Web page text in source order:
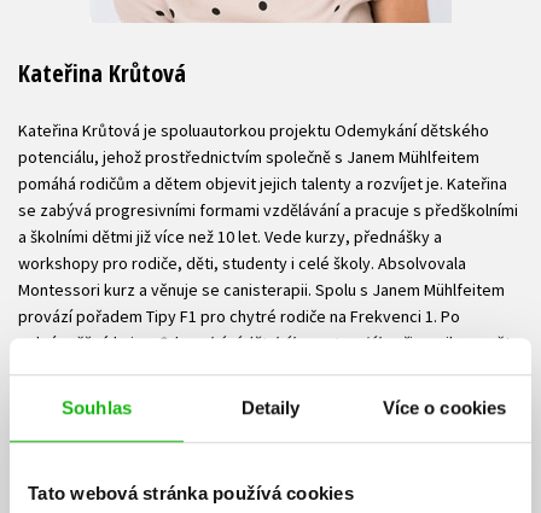
Souhlas Detaily Více o cookies
Tato webová stránka používá cookies
Kateřina Krůtová
Kateřina Krůtová je spoluautorkou projektu Odemykání dětského
potenciálu, jehož prostřednictvím společně s Janem Mühlfeitem
pomáhá rodičům a dětem objevit jejich talenty a rozvíjet je. Kateřina
se zabývá progresivními formami vzdělávání a pracuje s předškolními
a školními dětmi již více než 10 let. Vede kurzy, přednášky a
workshopy pro rodiče, děti, studenty i celé školy. Absolvovala
Montessori kurz a věnuje se canisterapii. Spolu s Janem Mühlfeitem
provází pořadem Tipy F1 pro chytré rodiče na Frekvenci 1. Po
veleúspěšné knizeOdemykání dětského potenciálupřipravila – opět
v tandemu s Janem Mühlfeitem – další užitečnou publikaci. V knize
Rodina jako tým
se věnují rozvoji potenciálu jednotlivých členů rodiny
a učí je, jak navzájem spolupracovat tak, aby rodina jako celek
dosáhla maximální harmonie a úspěchu.